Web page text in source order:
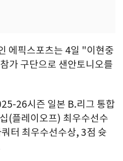
에픽스포츠는 4일 "이현중
가 구단으로 샌안토니오를
26시즌 일본 B.리그 통합
(플레이오프) 최우수선수
터 최우수선수상, 3점 슛